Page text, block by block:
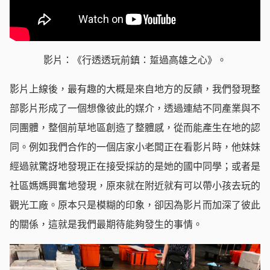
影片：《行透透玩前鎮：踅過高雄之心》。
影片上線後，最有趣的大概是來自地方的反饋，我們發現整
部影片形成了一個想像彼此的媒介，透過連結不同產業與不
同團體，整個前草地區創造了整體感，從而能產生在地的認
同。例如我們合作的一個店家小老闆正在看影片時，他妹妹
經過就驚訝地發現正在接受採訪的是她的國中同學；或者是
社區媽媽興奮地發現，原來就在附近就有可以帶小孩去玩的
觀光工廠。原本只是模糊的印象，卻因為影片而加深了彼此
的關係，這就是我們最期待能夠發生的事情。